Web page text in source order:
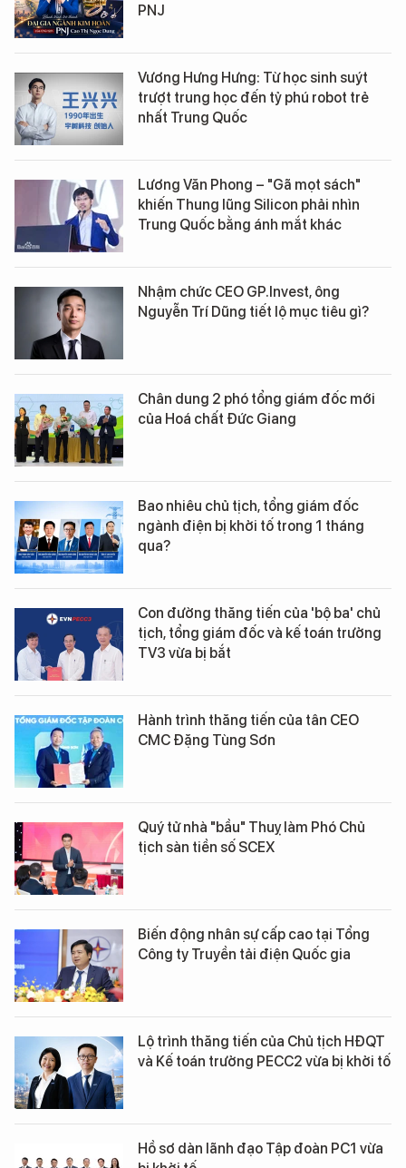
PNJ
Vương Hưng Hưng: Từ học sinh suýt
trượt trung học đến tỷ phú robot trẻ
nhất Trung Quốc
Lương Văn Phong – "Gã mọt sách"
khiến Thung lũng Silicon phải nhìn
Trung Quốc bằng ánh mắt khác
Nhậm chức CEO GP.Invest, ông
Nguyễn Trí Dũng tiết lộ mục tiêu gì?
Chân dung 2 phó tổng giám đốc mới
của Hoá chất Đức Giang
Bao nhiêu chủ tịch, tổng giám đốc
ngành điện bị khởi tố trong 1 tháng
qua?
Con đường thăng tiến của 'bộ ba' chủ
tịch, tổng giám đốc và kế toán trưởng
TV3 vừa bị bắt
Hành trình thăng tiến của tân CEO
CMC Đặng Tùng Sơn
Quý tử nhà "bầu" Thuỵ làm Phó Chủ
tịch sàn tiền số SCEX
Biến động nhân sự cấp cao tại Tổng
Công ty Truyền tải điện Quốc gia
Lộ trình thăng tiến của Chủ tịch HĐQT
và Kế toán trưởng PECC2 vừa bị khởi tố
Hồ sơ dàn lãnh đạo Tập đoàn PC1 vừa